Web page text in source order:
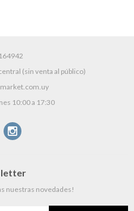
(sin venta al público)
10:00 a 17:30

nuestras novedades!